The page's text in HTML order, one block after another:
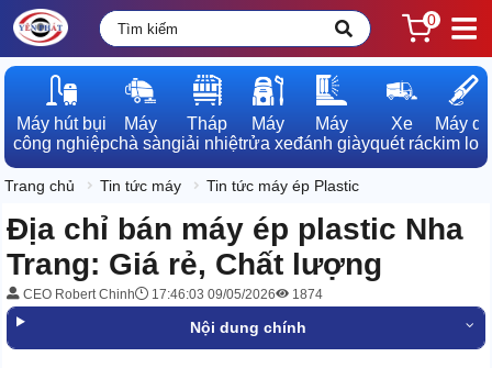
0
Máy hút bụi
công nghiệp
Máy
chà sàn
Tháp
giải nhiệt
Máy
rửa xe
Máy
đánh giày
Xe
quét rác
Máy dò
kim loại
Trang chủ Tin tức máy Tin tức máy ép Plastic
Địa chỉ bán máy ép plastic Nha
Trang: Giá rẻ, Chất lượng
CEO Robert Chinh 17:46:03 09/05/2026 1874
Nội dung chính